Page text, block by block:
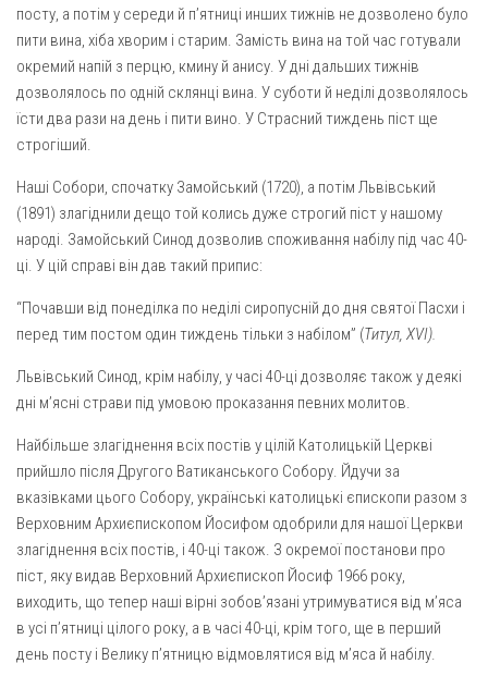
посту, а потім у середи й п’ятниці инших тижнів не дозволено було
пити вина, хіба хворим і старим. Замість вина на той час готували
окремий напій з перцю, кмину й анису. У дні дальших тижнів
дозволялось по одній склянці вина. У суботи й неділі дозволялось
їсти два рази на день і пити вино. У Страсний тиждень піст ще
строгіший.
Наші Собори, спочатку Замойський (1720), а потім Львівський
(1891) злагіднили дещо той колись дуже строгий піст у нашому
народі. Замойський Синод дозволив споживання набілу під час 40-
ці. У цій справі він дав такий припис:
“Почавши від понеділка по неділі сиропусній до дня святої Пас­хи і
перед тим постом один тиждень тільки з набілом” (Титул, XVI).
Львівський Синод, крім набілу, у часі 40-ці дозволяє також у деякі
дні м’ясні страви під умовою проказання певних молитов.
Найбільше злагіднення всіх постів у цілій Католицькій Церкві
прийшло після Другого Ватиканського Собору. Йдучи за
вказівками цього Собору, українські католицькі єпископи разом з
Верховним Архиєпископом Йосифом одобрили для нашої Церкви
злагіднення всіх постів, і 40-ці також. З окремої постанови про
піст, яку видав Верховний Архиєпископ Йосиф 1966 року,
виходить, що тепер наші вірні зобов’язані утримуватися від м’яса
в усі п’ятниці цілого року, а в часі 40-ці, крім того, ще в перший
день посту і Велику п’ятницю відмовлятися від м’яса й набілу.